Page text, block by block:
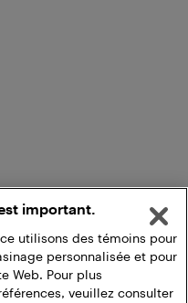
important.
utilisons des témoins pour
personnalisée et pour
Web. Pour plus
veuillez consulter